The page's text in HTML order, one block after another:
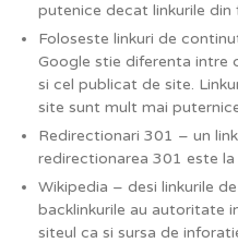
putenice decat linkurile
Foloseste linkuri de
Google stie diferenta intre
si cel publicat de site.
site sunt mult mai
Redirectionari 301 – un
redirectionarea 301 este
Wikipedia – desi linkurile
backlinkurile au autoritate
siteul ca si sursa de